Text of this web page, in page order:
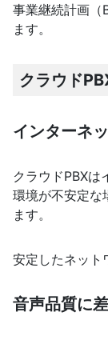
事業継続計画（
ます。
クラウド
インターネ
クラウドPBXは
環境が不安定な
ます。
安定したネット
音声品質に